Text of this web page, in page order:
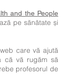
and the People
pe sănătate și
care vă ajută
că vă rugăm să
profesorul de